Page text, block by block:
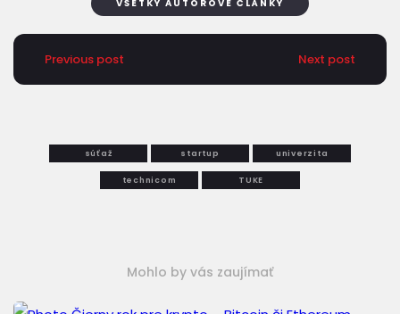
VŠETKY AUTOROVE ČLÁNKY
Previous post Next post
súťaž startup univerzita
technicom TUKE
Mohlo by vás zaujímať